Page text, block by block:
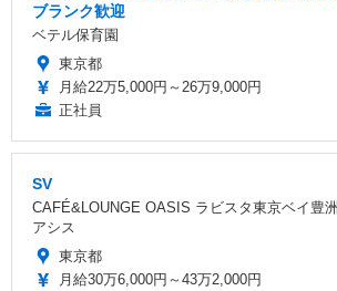
ブランク歓迎
ベテル保育園
東京都
月給22万5,000円～26万9,000円
正社員
SV
CAFÉ&LOUNGE OASIS ラビスタ東京ベイ豊
アシス
東京都
月給30万6,000円～43万2,000円